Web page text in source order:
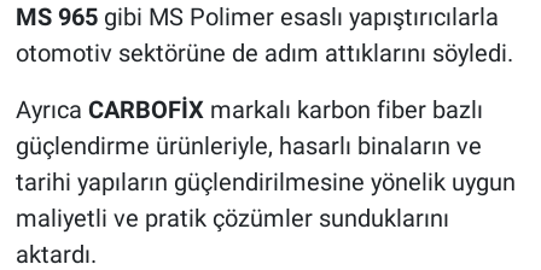
MS 965gibi MS Polimer esaslı yapıştırıcılarla
otomotiv sektörüne de adım attıklarını söyledi.
Ayrıca CARBOFİX markalı karbon fiber bazlı
güçlendirme ürünleriyle, hasarlı binaların ve
tarihi yapıların güçlendirilmesine yönelik uygun
maliyetli ve pratik çözümler sunduklarını
aktardı.